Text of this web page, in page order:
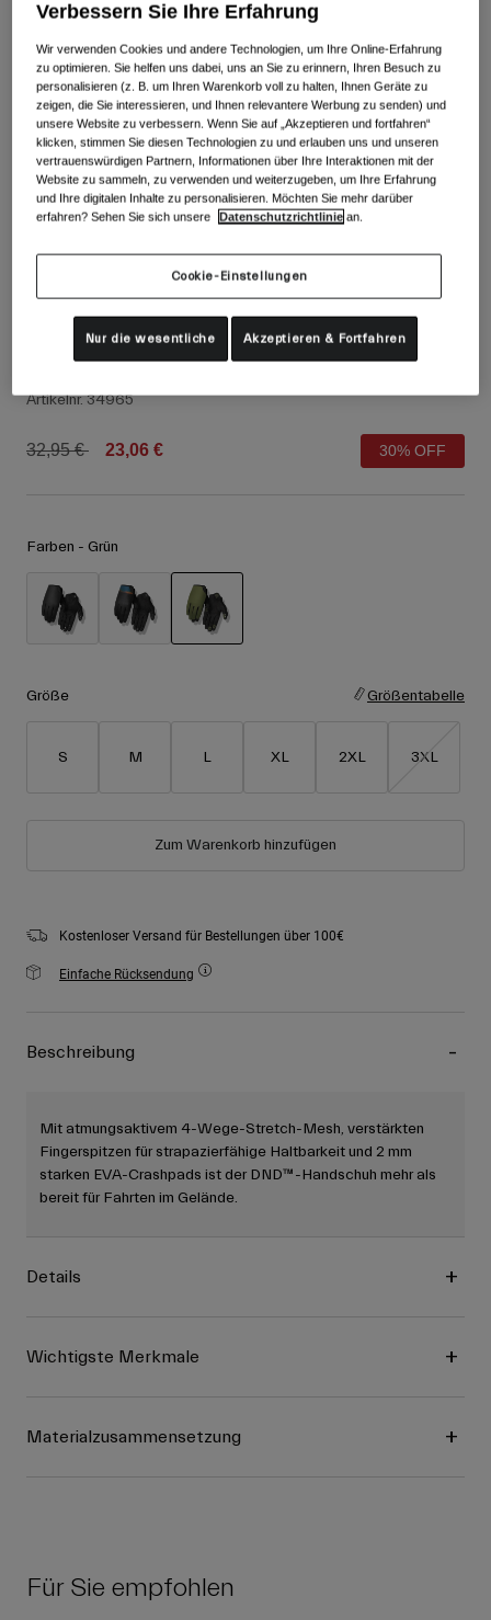
Schuhe
Rennrad Schuhe
Mountainbike Schuhe
Gravel Schuhe
Alle anzeigen
Bekleidung
Rennrad Bekleidung
Goggles
Handschuhe
Ersatzteile
Schutzbrillen
Ski
Snowboard
Mit austauschbaren Gläsern
Kinder
Helme
Verwendungszweck
Ski Race
Dnd-Handschuhe
Artikelnr.34965
Price reduced from
32,95 €to 23,06 € 30% OFF
Farben - Grün
Größe Größentabelle
S M L XL 2XL 3XL
Zum Warenkorb hinzufügen
Kostenloser Versand für Bestellungen über 100€
Einfache Rücksendung
Beschreibung
Mit atmungsaktivem 4-Wege-Stretch-Mesh, verstärkten
Fingerspitzen für strapazierfähige Haltbarkeit und 2 mm
starken EVA-Crashpads ist der DND™-Handschuh mehr als
bereit für Fahrten im Gelände.
Details
Wichtigste Merkmale
Materialzusammensetzung
Für Sie empfohlen
Verbessern Sie Ihre Erfahrung
Wir verwenden Cookies und andere Technologien, um Ihre Online-Erfahrung
zu optimieren. Sie helfen uns dabei, uns an Sie zu erinnern, Ihren Besuch zu
personalisieren (z. B. um Ihren Warenkorb voll zu halten, Ihnen Geräte zu
zeigen, die Sie interessieren, und Ihnen relevantere Werbung zu senden) und
unsere Website zu verbessern. Wenn Sie auf „Akzeptieren und fortfahren“
klicken, stimmen Sie diesen Technologien zu und erlauben uns und unseren
vertrauenswürdigen Partnern, Informationen über Ihre Interaktionen mit der
Website zu sammeln, zu verwenden und weiterzugeben, um Ihre Erfahrung
und Ihre digitalen Inhalte zu personalisieren. Möchten Sie mehr darüber
erfahren? Sehen Sie sich unsere
Datenschutzrichtlinie an.
Cookie-Einstellungen
Nur die wesentliche Akzeptieren & Fortfahren